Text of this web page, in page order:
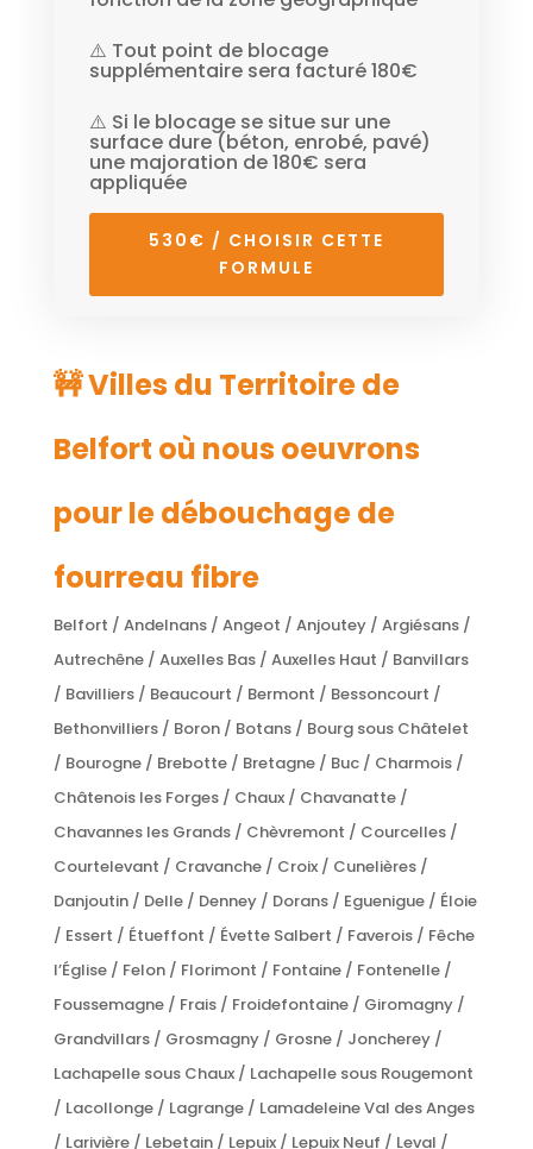
⚠️ Tout point de blocage
supplémentaire sera facturé 180€
⚠️ Si le blocage se situe sur une
surface dure (béton, enrobé, pavé)
une majoration de 180€ sera
appliquée
530€ / CHOISIR CETTE
FORMULE
🚧 Villes du Territoire de
Belfort où nous oeuvrons
pour le débouchage de
fourreau fibre
Belfort / Andelnans / Angeot / Anjoutey / Argiésans /
Autrechêne / Auxelles Bas / Auxelles Haut / Banvillars
/ Bavilliers / Beaucourt / Bermont / Bessoncourt /
Bethonvilliers / Boron / Botans / Bourg sous Châtelet
/ Bourogne / Brebotte / Bretagne / Buc / Charmois /
Châtenois les Forges / Chaux / Chavanatte /
Chavannes les Grands / Chèvremont / Courcelles /
Courtelevant / Cravanche / Croix / Cunelières /
Danjoutin / Delle / Denney / Dorans / Eguenigue / Éloie
/ Essert / Étueffont / Évette Salbert / Faverois / Fêche
l’Église / Felon / Florimont / Fontaine / Fontenelle /
Foussemagne / Frais / Froidefontaine / Giromagny /
Grandvillars / Grosmagny / Grosne / Joncherey /
Lachapelle sous Chaux / Lachapelle sous Rougemont
/ Lacollonge / Lagrange / Lamadeleine Val des Anges
/ Larivière / Lebetain / Lepuix / Lepuix Neuf / Leval /